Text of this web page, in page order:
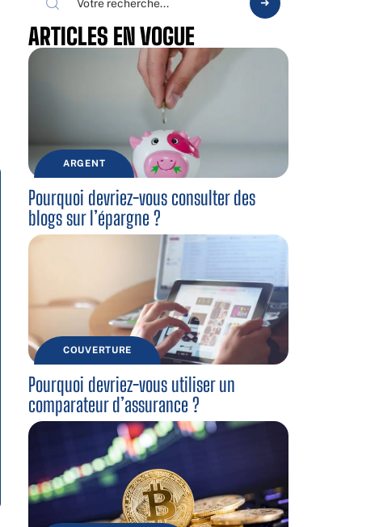
ARTICLES EN VOGUE
ARGENT
Pourquoi devriez-vous consulter des
blogs sur l’épargne ?
COUVERTURE
Pourquoi devriez-vous utiliser un
comparateur d’assurance ?